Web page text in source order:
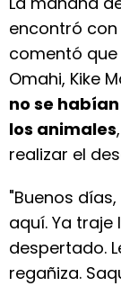
encontró
comentó
Omahi, Kike
no se
los animales
realizar el
"Buenos
aquí. Ya traje
despertado.
regañiza.